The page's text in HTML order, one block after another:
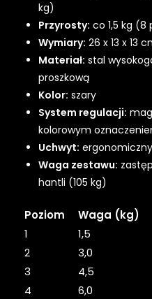
kg)
Przyrosty: co 1,5 kg
Wymiary: 26 x 13 x 13
Materiał: stal
proszkową
Kolor: szary
System regulacji:
kolorowym
Uchwyt: ergonomiczny
Waga zestawu:
hantli (105 kg)
Poziom Waga (kg)
1
1,5
2
3,0
3
4,5
4
6,0